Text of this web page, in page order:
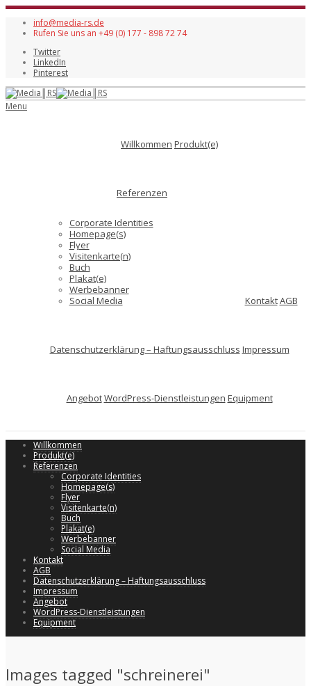
info@media-rs.de
Rufen Sie uns an +49 (0) 177 - 898 72 74
Twitter
LinkedIn
Pinterest
Menu
Willkommen Produkt(e)
Referenzen
Corporate Identities
Homepage(s)
Flyer
Visitenkarte(n)
Buch
Plakat(e)
Werbebanner
Social Media
KontaktAGB
Datenschutzerklärung – Haftungsausschluss Impressum
AngebotWordPress-Dienstleistungen Equipment
Willkommen
Produkt(e)
Referenzen
Corporate Identities
Homepage(s)
Flyer
Visitenkarte(n)
Buch
Plakat(e)
Werbebanner
Social Media
Kontakt
AGB
Datenschutzerklärung – Haftungsausschluss
Impressum
Angebot
WordPress-Dienstleistungen
Equipment
Images tagged "schreinerei"